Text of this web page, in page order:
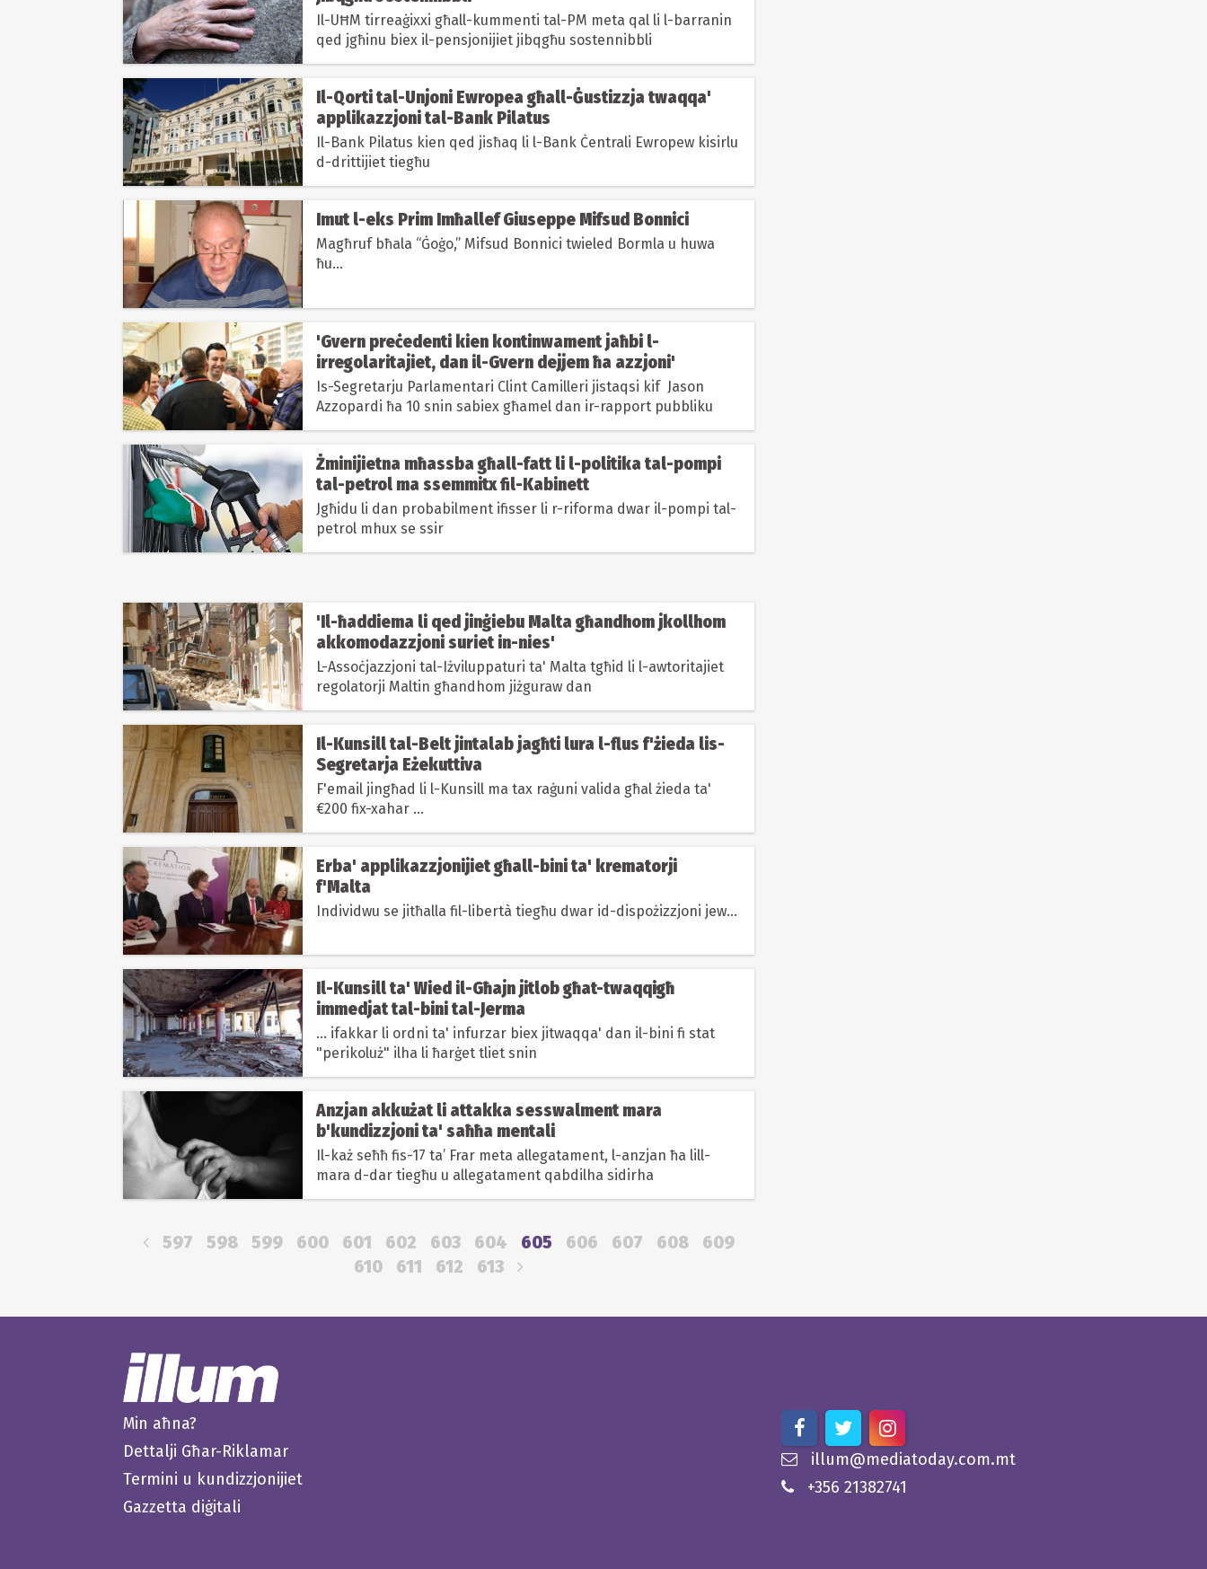
Il-UĦM tirreaġixxi għall-kummenti tal-PM meta qal li l-barranin
qed jgħinu biex il-pensjonijiet jibqgħu sostennibbli
Il-Qorti tal-Unjoni Ewropea għall-Ġustizzja twaqqa'
applikazzjoni tal-Bank Pilatus
Il-Bank Pilatus kien qed jisħaq li l-Bank Ċentrali Ewropew kisirlu
d-drittijiet tiegħu
Imut l-eks Prim Imħallef Giuseppe Mifsud Bonnici
Magħruf bħala “Ġoġo,” Mifsud Bonnici twieled Bormla u huwa
ħu...
'Gvern preċedenti kien kontinwament jaħbi l-
irregolaritajiet, dan il-Gvern dejjem ħa azzjoni'
Is-Segretarju Parlamentari Clint Camilleri jistaqsi kif Jason
Azzopardi ħa 10 snin sabiex għamel dan ir-rapport pubbliku
Żminijietna mħassba għall-fatt li l-politika tal-pompi
tal-petrol ma ssemmitx fil-Kabinett
Jgħidu li dan probabilment ifisser li r-riforma dwar il-pompi tal-
petrol mhux se ssir
'Il-ħaddiema li qed jinġiebu Malta għandhom jkollhom
akkomodazzjoni suriet in-nies'
L-Assoċjazzjoni tal-Iżviluppaturi ta' Malta tgħid li l-awtoritajiet
regolatorji Maltin għandhom jiżguraw dan
Il-Kunsill tal-Belt jintalab jagħti lura l-flus f'żieda lis-
Segretarja Eżekuttiva
F'email jingħad li l-Kunsill ma tax raġuni valida għal żieda ta'
€200 fix-xahar ...
Erba' applikazzjonijiet għall-bini ta' krematorji
f'Malta
Individwu se jitħalla fil-libertà tiegħu dwar id-dispożizzjoni jew...
Il-Kunsill ta' Wied il-Għajn jitlob għat-twaqqigħ
immedjat tal-bini tal-Jerma
... ifakkar li ordni ta' infurzar biex jitwaqqa' dan il-bini fi stat
"perikoluż" ilha li ħarġet tliet snin
Anzjan akkużat li attakka sesswalment mara
b'kundizzjoni ta' saħħa mentali
Il-każ seħħ fis-17 ta’ Frar meta allegatament, l-anzjan ħa lill-
mara d-dar tiegħu u allegatament qabdilha sidirha
597 598 599 600 601 602 603 604 605 606 607 608
609
610
611 612 613
Min aħna?
Dettalji Għar-Riklamar
Termini u kundizzjonijiet
Gazzetta diġitali
illum@mediatoday.com.mt
+356 21382741